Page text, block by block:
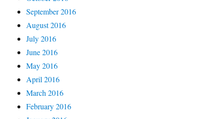
September 2016
August 2016
July 2016
June 2016
May 2016
April 2016
March 2016
February 2016